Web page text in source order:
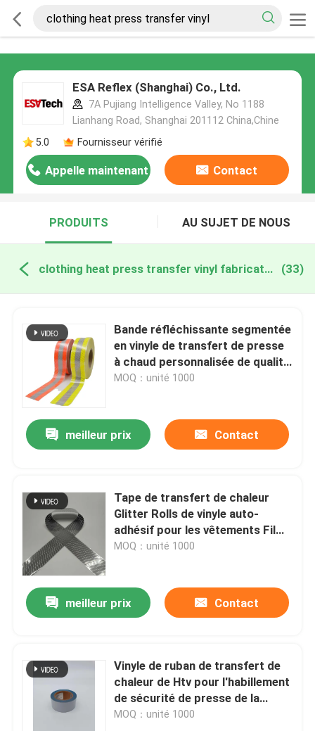
ESA Reflex (Shanghai) Co., Ltd.
7A Pujiang Intelligence Valley, No 1188
Lianhang Road, Shanghai 201112 China,Chine
5.0
Fournisseur vérifié
Appelle maintenant Contact
PRODUITS AU SUJET DE NOUS
clothing heat press transfer vinyl fabrication en ligne (33)
Bande réfléchissante segmentée
en vinyle de transfert de presse
à chaud personnalisée de qualité
pour vêtements
MOQ：unité 1000
meilleur prix Contact
Tape de transfert de chaleur
Glitter Rolls de vinyle auto-
adhésif pour les vêtements Film
de presse à chaleur
MOQ：unité 1000
meilleur prix Contact
Vinyle de ruban de transfert de
chaleur de Htv pour l'habillement
de sécurité de presse de la
chaleur
MOQ：unité 1000